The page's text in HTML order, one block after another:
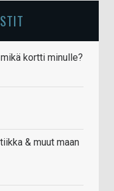
kortti minulle?
& muut maan